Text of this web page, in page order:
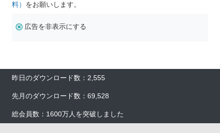
料） をお願いします。
広告を非表示にする
昨日のダウンロード数：2,555
先月のダウンロード数：69,528
総会員数：1600万人を突破しました